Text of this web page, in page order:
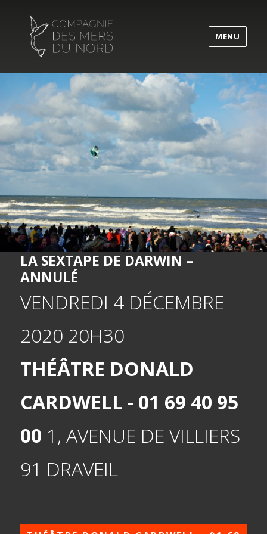
MENU
LA SEXTAPE DE DARWIN –
ANNULÉ
VENDREDI 4 DÉCEMBRE
2020 20H30
THÉÂTRE DONALD
CARDWELL - 01 69 40 95
00 1, AVENUE DE VILLIERS
91 DRAVEIL